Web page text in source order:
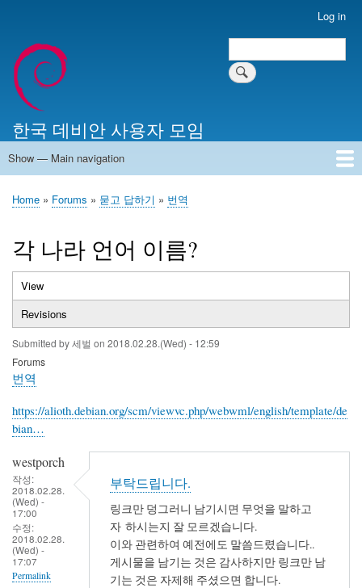
account
menu
Log in
Search
한국 데비안 사용자 모임
Main
Show — Main navigation
Home
알리는 말씀
최근 게시물
위키 문서
미러 서버
Breadcrumb
Home Forums 묻고 답하기 번역
각 나라 언어 이름?
Primary
tabs
View
tab)
Revisions
Submitted by세벌 on 2018.02.28.(Wed) - 12:59
Forums
번역
https://alioth.debian.org/scm/viewvc.php/webwml/english/template/de
bian…
westporch
작성:
2018.02.28.
(Wed) -
17:00
수정:
2018.02.28.
(Wed) -
17:07
Permalink
부탁드립니다.
링크만 덩그러니 남기시면 무엇을 말하고
자 하시는지 잘 모르겠습니다.
이와 관련하여 예전에도 말씀드렸습니다..
게시물을 남기는 것은 감사하지만 링크만 남
기는 것은 자제해 주셨으면 합니다.